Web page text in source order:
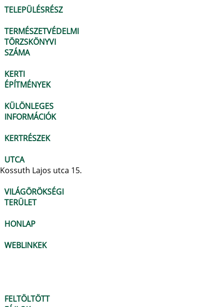
TELEPÜLÉSRÉSZ
TERMÉSZETVÉDELMI
TÖRZSKÖNYVI
SZÁMA
KERTI
ÉPÍTMÉNYEK
KÜLÖNLEGES
INFORMÁCIÓK
KERTRÉSZEK
UTCA
Kossuth Lajos utca 15.
VILÁGÖRÖKSÉGI
TERÜLET
HONLAP
WEBLINKEK
FELTÖLTÖTT